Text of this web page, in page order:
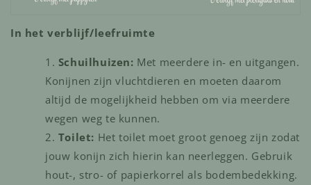
In het verblijf/leefruimte
Schuilhuizen: Met meerdere in- en uitgangen.
Konijnen zijn vluchtdieren en moeten daarom
altijd de mogelijkheid hebben om via meerdere
wegen weg te kunnen.
Toilet: Het toilet moet groot genoeg zijn zodat
jouw konijn zich hierin kan neerleggen. Gebruik
hout-, stro- of papierkorrel als bodembedekking.